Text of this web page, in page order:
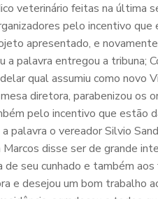
veterinário feitas na última
pelo incentivo que
apresentado, e
a palavra entregou a tribuna;
qual assumiu como novo
diretora, parabenizou os
pelo incentivo que estão
palavra o vereador Silvio
disse ser de grande
seu cunhado e também aos
e desejou um bom trabalho